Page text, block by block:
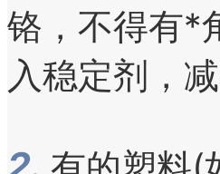
铬，不得有*
入稳定剂，